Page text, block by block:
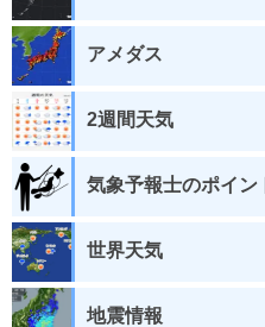
アメダス
2週間天気
気象予報士のポイン
世界天気
地震情報